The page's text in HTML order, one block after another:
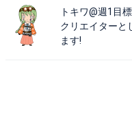
トキワ@週1目
クリエイターと
ます!